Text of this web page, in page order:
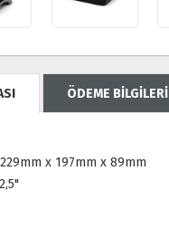
ÖDEME BİLGİLERİ
229mm x 197mm x 89mm